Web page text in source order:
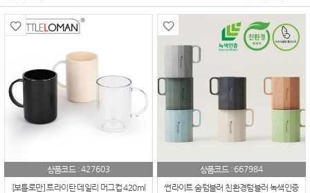
상품코드 :427603
[보틀로만] 트라이탄 데일리 머그컵 420ml
상품코드 : 667984
썬라이트 숨텀블러 친환경텀블러 녹색인증